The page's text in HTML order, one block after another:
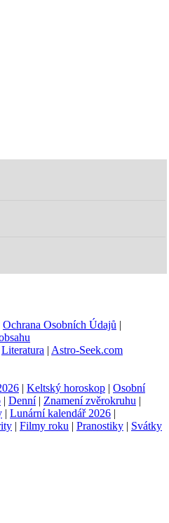
Ochrana Osobních Údajů |
Literatura | Astro-Seek.com
| Keltský horoskop | Osobní
| Denní| Znamení zvěrokruhu |
| Lunární kalendář 2026 |
| Filmy roku | Pranostiky | Svátky